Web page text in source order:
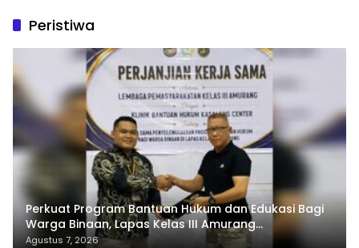
Peristiwa
Perkuat Program Bantuan Hukum dan Edukasi Bagi
Warga Binaan, Lapas Kelas III Amurang
Tandatangani MoU Dengan LBH KASALANG CENTER
Agustus 7, 2026